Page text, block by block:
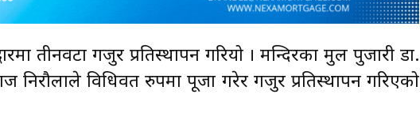
तीनवटा गजुर प्रतिस्थापन गरियो । मन्दिरका मुल पुजारी डा.
निरौलाले विधिवत रुपमा पूजा गरेर गजुर प्रतिस्थापन गरिएको